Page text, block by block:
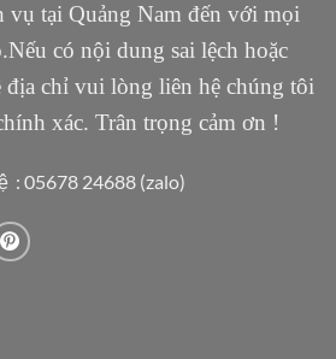
vụ tại Quảng Nam đến với mọi
có nội dung sai lệch hoặc
địa chỉ vui lòng liên hệ chúng tôi
xác. Trân trọng cảm ơn !
: 05678 24688 (zalo)